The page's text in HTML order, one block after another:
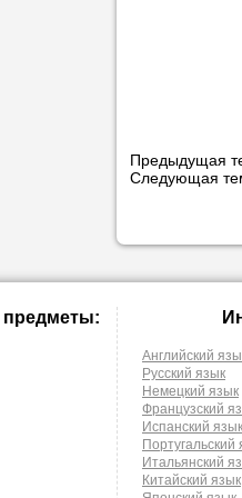
Предыдущая
Следующая
Английский
Русский язык
Немецкий язык
Французский
Испанский язык
Португальский
Итальянский
Китайский язык